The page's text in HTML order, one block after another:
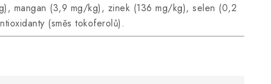
mangan (3,9 mg/kg), zinek (136 mg/kg), selen (0,2
(směs tokoferolů).